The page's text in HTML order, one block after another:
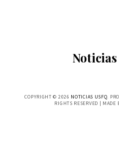
Noticias
COPYRIGHT © 2026 NOTICIAS USFQ.
RIGHTS RESERVED | MADE